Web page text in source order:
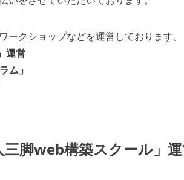
クショップなどを運営しております。
運営
ム」
三脚web構築スクール」